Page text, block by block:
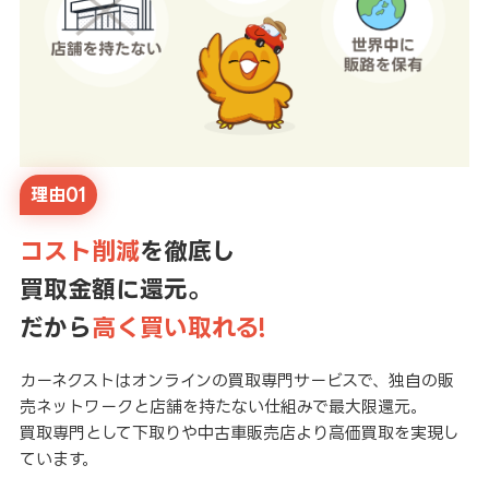
理由01
コスト削減を徹底し
買取金額に還元。
だから高く買い取れる!
カーネクストはオンラインの買取専門サービスで、独自の販
売ネットワークと店舗を持たない仕組みで最大限還元。
買取専門として下取りや中古車販売店より高価買取を実現し
ています。